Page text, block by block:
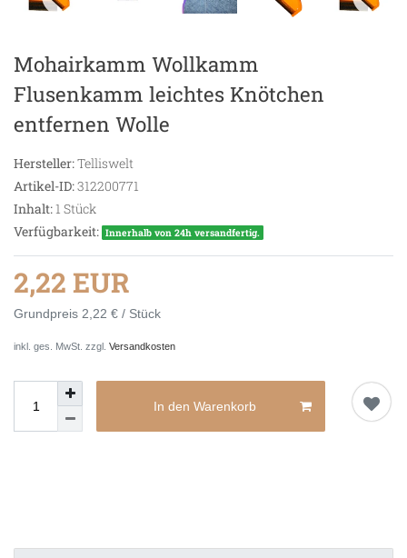
Mohairkamm Wollkamm
Flusenkamm leichtes Knötchen
entfernen Wolle
Hersteller:Telliswelt
Artikel-ID:312200771
Inhalt:1 Stück
Verfügbarkeit: Innerhalb von 24h versandfertig.
2,22 EUR
Grundpreis 2,22 € / Stück
inkl. ges. MwSt. zzgl. Versandkosten
In den Warenkorb